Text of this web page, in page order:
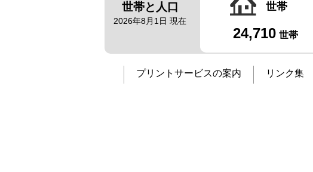
世帯と人口
2026年8月1日 現在
世帯
24,710 世帯
プリントサービスの案内 リンク集